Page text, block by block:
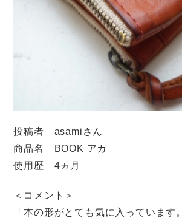
投稿者 asamiさん
商品名 BOOK アカ
使用歴 4ヵ月
＜コメント＞
「本の形がとても気に入っています。